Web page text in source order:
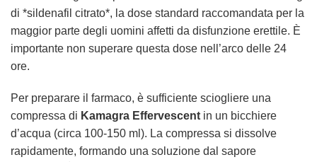
di *sildenafil citrato*, la dose standard raccomandata per la
maggior parte degli uomini affetti da disfunzione erettile. È
importante non superare questa dose nell’arco delle 24
ore.
Per preparare il farmaco, è sufficiente sciogliere una
compressa di Kamagra Effervescent in un bicchiere
d’acqua (circa 100-150 ml). La compressa si dissolve
rapidamente, formando una soluzione dal sapore